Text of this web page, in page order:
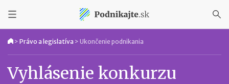
> Právo a legislatíva > Ukončenie podnikania
Vyhlásenie konkurzu